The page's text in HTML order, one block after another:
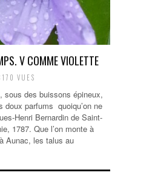
V COMME VIOLETTE
VUES
sous des buissons épineux,
doux parfums quoiqu’on ne
Henri Bernardin de Saint-
1787. Que l’on monte à
Aunac, les talus au